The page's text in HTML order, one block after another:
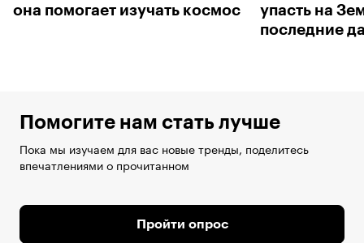
она помогает изучать космос
упасть на
последние
Помогите нам стать лучше
Пока мы изучаем для вас новые тренды, поделитесь
впечатлениями о прочитанном
Пройти опрос